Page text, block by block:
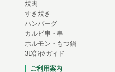
焼肉
すき焼き
ハンバーグ
カルビ串・串
ホルモン・もつ鍋
3D部位ガイド
ご利用案内